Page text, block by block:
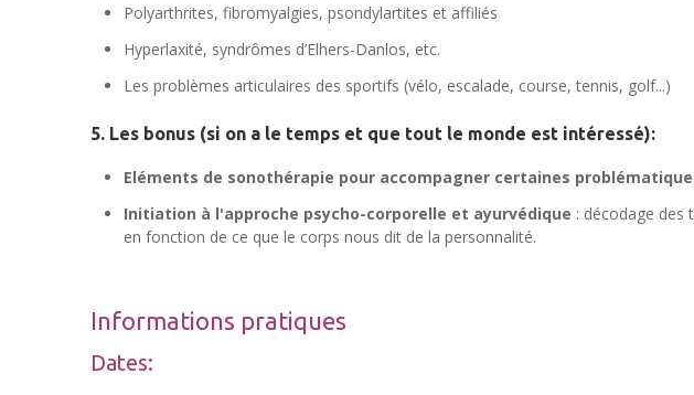
Polyarthrites, fibromyalgies, psondylartites et affiliés
Hyperlaxité, syndrômes d’Elhers-Danlos, etc.
Les problèmes articulaires des sportifs (vélo, escalade, course, tennis, golf...)
5. Les bonus (si on a le temps et que tout le monde est intéressé):
Eléments de sonothérapie pour accompagner certaines
Initiation à l'approche psycho-corporelle et ayurvédique : décodage des
en fonction de ce que le corps nous dit de la personnalité.
Informations pratiques
Dates: